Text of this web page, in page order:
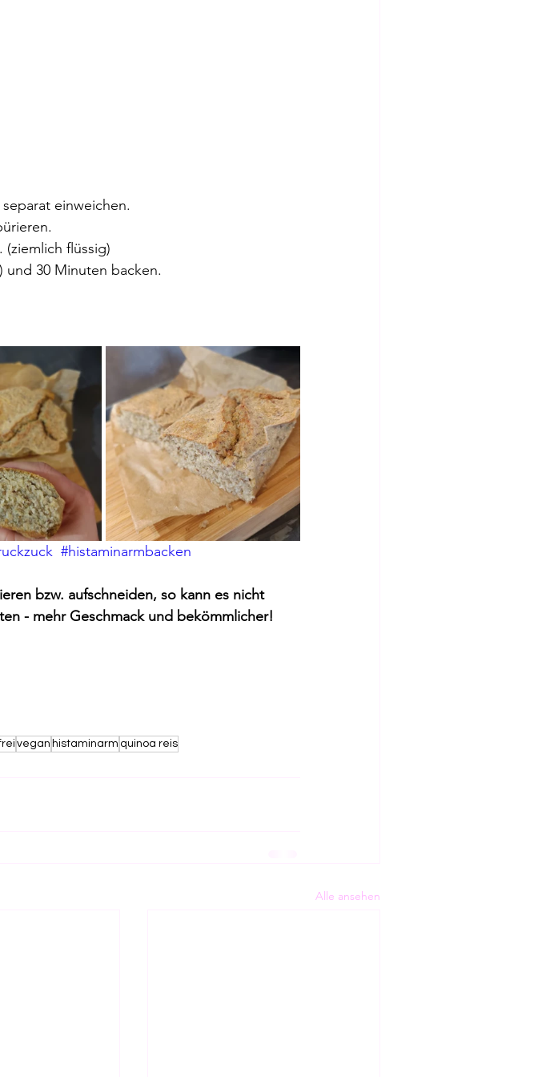
einweichen.
flüssig)
30 Minuten backen.
#histaminarmbacken
bzw. aufschneiden, so kann es nicht
- mehr Geschmack und bekömmlicher!
vegan histaminarm quinoa reis
Alle ansehen